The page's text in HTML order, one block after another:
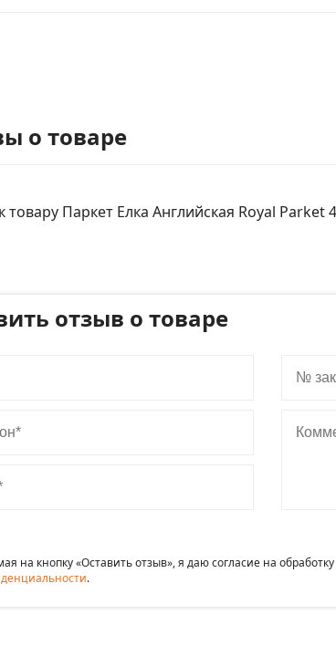
о товаре
товару Паркет Елка Английская Royal
отзыв о товаре
на кнопку «Оставить отзыв», я даю согласие на
.